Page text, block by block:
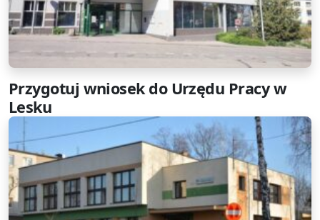
Przygotuj wniosek do Urzędu Pracy w
Lesku